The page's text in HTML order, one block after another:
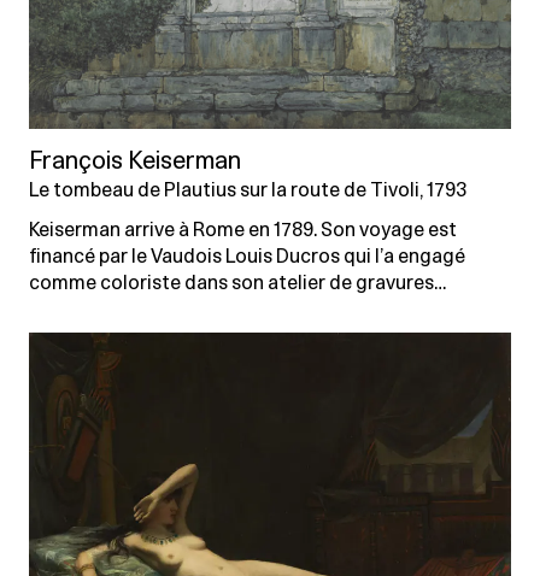
François Keiserman
Le tombeau de Plautius sur la route de Tivoli, 1793
Keiserman arrive à Rome en 1789. Son voyage est
financé par le Vaudois Louis Ducros qui l’a engagé
comme coloriste dans son atelier de gravures…